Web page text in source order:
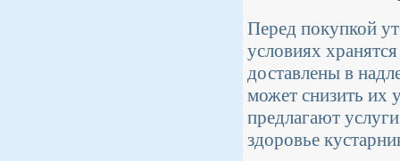
Перед покупкой
условиях
доставлены в
может снизить их
предлагают
здоровье